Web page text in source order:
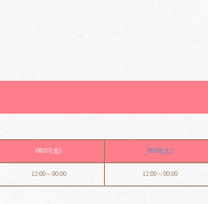
08/07(金) 08/08(土)
12:00～00:00 12:00～00:00